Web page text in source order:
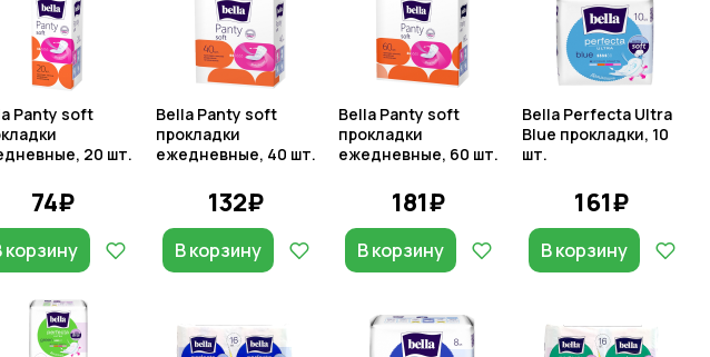
Panty soft
20 шт.
74₽
корзину
Bella Panty soft
прокладки
ежедневные, 40 шт.
132₽
В корзину
Bella Panty soft
прокладки
ежедневные, 60 шт.
181₽
В корзину
Bella Perfecta Ultra
Blue прокладки, 10
шт.
161₽
В корзину